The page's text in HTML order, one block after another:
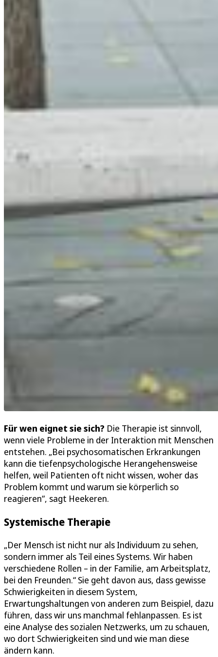
Für wen eignet sie sich? Die Therapie ist sinnvoll,
wenn viele Probleme in der Interaktion mit Menschen
entstehen. „Bei psychosomatischen Erkrankungen
kann die tiefenpsychologische Herangehensweise
helfen, weil Patienten oft nicht wissen, woher das
Problem kommt und warum sie körperlich so
reagieren“, sagt Heekeren.
Systemische Therapie
„Der Mensch ist nicht nur als Individuum zu sehen,
sondern immer als Teil eines Systems. Wir haben
verschiedene Rollen – in der Familie, am Arbeitsplatz,
bei den Freunden.“ Sie geht davon aus, dass gewisse
Schwierigkeiten in diesem System,
Erwartungshaltungen von anderen zum Beispiel, dazu
führen, dass wir uns manchmal fehlanpassen. Es ist
eine Analyse des sozialen Netzwerks, um zu schauen,
wo dort Schwierigkeiten sind und wie man diese
ändern kann.